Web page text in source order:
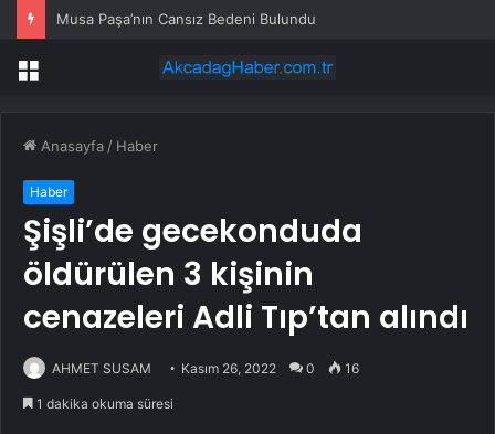
Musa Paşa’nın Cansız Bedeni Bulundu
Menü
Anasayfa / Haber
Haber
Şişli’de gecekonduda
öldürülen 3 kişinin
cenazeleri Adli Tıp’tan alındı
AHMET SUSAM Kasım 26, 2022 0 16
1 dakika okuma süresi